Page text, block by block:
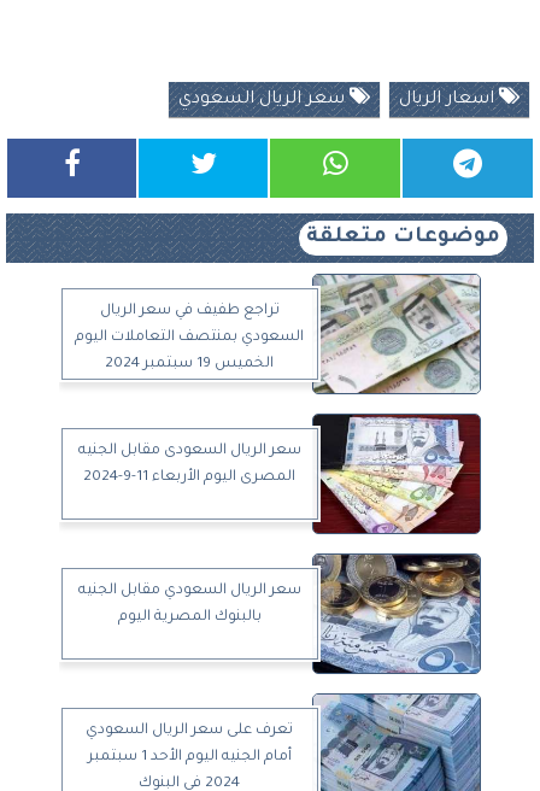
اسعار الريال سعر الريال السعودي
موضوعات متعلقة
تراجع طفيف في سعر الريال
السعودي بمنتصف التعاملات اليوم
الخميس 19 سبتمبر 2024
سعر الريال السعودى مقابل الجنيه
المصرى اليوم الأربعاء 11-9-2024
سعر الريال السعودي مقابل الجنيه
بالبنوك المصرية اليوم
تعرف على سعر الريال السعودي
أمام الجنيه اليوم الأحد 1 سبتمبر
2024 في البنوك